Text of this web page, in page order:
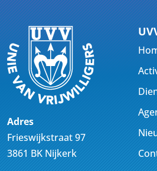
Adres
Frieswijkstraat 97
3861 BK Nijkerk